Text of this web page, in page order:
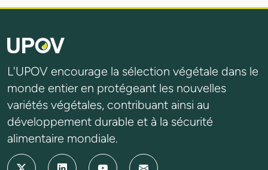
L'UPOV encourage la sélection végétale dans le
monde entier en protégeant les nouvelles
variétés végétales, contribuant ainsi au
développement durable et à la sécurité
alimentaire mondiale.